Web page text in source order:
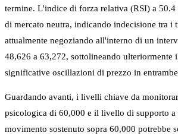
termine. L'indice di forza relativa (RSI) a
di mercato neutra, indicando indecisione tra i
attualmente negoziando all'interno di un
48,626 a 63,272, sottolineando ulteriormente
significative oscillazioni di prezzo in
Guardando avanti, i livelli chiave da
psicologica di 60,000 e il livello di supporto a
movimento sostenuto sopra 60,000 potrebbe